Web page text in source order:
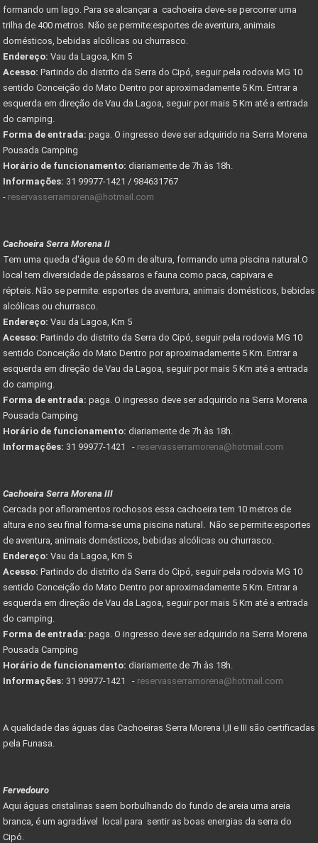
formando um lago. Para se alcançar a cachoeira deve-se percorrer uma
trilha de 400 metros. Não se permite:esportes de aventura, animais
domésticos, bebidas alcólicas ou churrasco.
Endereço: Vau da Lagoa, Km 5
Acesso: Partindo do distrito da Serra do Cipó, seguir pela rodovia MG 10
sentido Conceição do Mato Dentro por aproximadamente 5 Km. Entrar a
esquerda em direção de Vau da Lagoa, seguir por mais 5 Km até a entrada
do camping.
Forma de entrada: paga. O ingresso deve ser adquirido na Serra Morena
Pousada Camping
Horário de funcionamento: diariamente de 7h às 18h.
Informações: 31 99977-1421 / 984631767
- reservasserramorena@hotmail.com
Cachoeira Serra Morena II
Tem uma queda d'água de 60 m de altura, formando uma piscina natural.O
local tem diversidade de pássaros e fauna como paca, capivara e
répteis. Não se permite: esportes de aventura, animais domésticos, bebidas
alcólicas ou churrasco.
Endereço: Vau da Lagoa, Km 5
Acesso: Partindo do distrito da Serra do Cipó, seguir pela rodovia MG 10
sentido Conceição do Mato Dentro por aproximadamente 5 Km. Entrar a
esquerda em direção de Vau da Lagoa, seguir por mais 5 Km até a entrada
do camping.
Forma de entrada: paga. O ingresso deve ser adquirido na Serra Morena
Pousada Camping
Horário de funcionamento: diariamente de 7h às 18h.
Informações: 31 99977-1421 - reservasserramorena@hotmail.com
Cachoeira Serra Morena III
Cercada por afloramentos rochosos essa cachoeira tem 10 metros de
altura e no seu final forma-se uma piscina natural. Não se permite:esportes
de aventura, animais domésticos, bebidas alcólicas ou churrasco.
Endereço: Vau da Lagoa, Km 5
Acesso: Partindo do distrito da Serra do Cipó, seguir pela rodovia MG 10
sentido Conceição do Mato Dentro por aproximadamente 5 Km. Entrar a
esquerda em direção de Vau da Lagoa, seguir por mais 5 Km até a entrada
do camping.
Forma de entrada: paga. O ingresso deve ser adquirido na Serra Morena
Pousada Camping
Horário de funcionamento: diariamente de 7h às 18h.
Informações: 31 99977-1421 - reservasserramorena@hotmail.com
A qualidade das águas das Cachoeiras Serra Morena I,II e III são certificadas
pela Funasa.
Fervedouro
Aqui águas cristalinas saem borbulhando do fundo de areia uma areia
branca, é um agradável local para sentir as boas energias da serra do
Cipó.